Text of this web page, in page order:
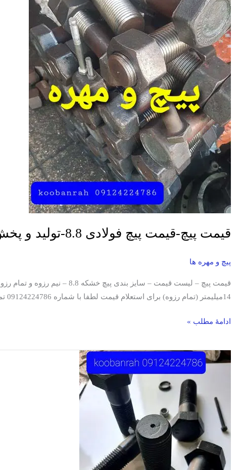
قیمت پیچ-قیمت پیچ فولادی 8.8-تولید و پخش
پیچ و مهره ها
14میلیمتر (تمام رزوه) برای استعلام قیمت لطفا با شماره 09124224786 تماس حاصل نمایید. لیست […]
فولادی
تولید
و
پخش
ادامۀ مطلب »
قیمت
مهره-
جدول
قیمت
پیچ
آهنی-
تولید